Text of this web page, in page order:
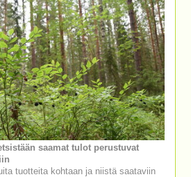
saamat tulot perustuvat
tuotteita kohtaan ja niistä saataviin